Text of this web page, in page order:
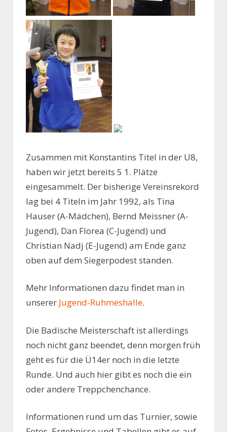
Zusammen mit Konstantins Titel in der U8,
haben wir jetzt bereits 5 1. Plätze
eingesammelt. Der bisherige Vereinsrekord
lag bei 4 Titeln im Jahr 1992, als Tina
Hauser (A-Mädchen), Bernd Meissner (A-
Jugend), Dan Florea (C-Jugend) und
Christian Nadj (E-Jugend) am Ende ganz
oben auf dem Siegerpodest standen.
Mehr Informationen dazu findet man in
unserer Jugend-Ruhmeshalle.
Die Badische Meisterschaft ist allerdings
noch nicht ganz beendet, denn morgen früh
geht es für die Ü14er noch in die letzte
Runde. Und auch hier gibt es noch die ein
oder andere Treppchenchance.
Informationen rund um das Turnier, sowie